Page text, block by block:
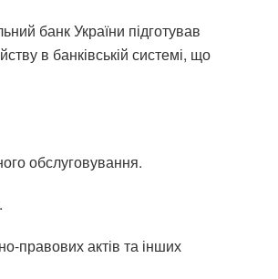
банк України підготував
в банківській системі, що
обслуговування.
правових актів та інших